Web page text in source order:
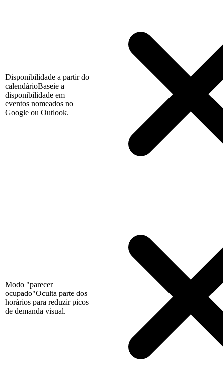
Disponibilidade a partir do
calendárioBaseie a
disponibilidade em
eventos nomeados no
Google ou Outlook.
Modo "parecer
ocupado"Oculta parte dos
horários para reduzir picos
de demanda visual.